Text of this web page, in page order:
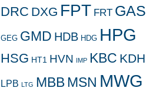
DRC DXG FPT FRT GAS
GEG GMD HDB HDG HPG
HSG HT1 HVN IMP KBC KDH
LPB LTG MBBMSN MWG